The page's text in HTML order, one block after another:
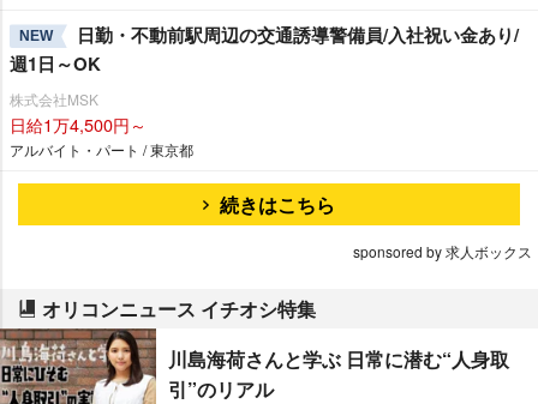
NEW
日勤・不動前駅周辺の交通誘導警備員/入社祝い金あり/
週1日～OK
株式会社MSK
日給1万4,500円～
アルバイト・パート / 東京都
続きはこちら
sponsored by 求人ボックス
オリコンニュース イチオシ特集
川島海荷さんと学ぶ 日常に潜む“人身取
引”のリアル